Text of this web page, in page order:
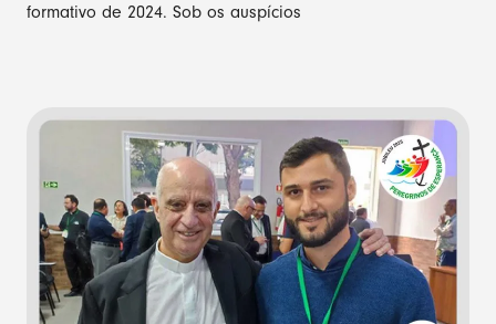
formativo de 2024. Sob os auspícios